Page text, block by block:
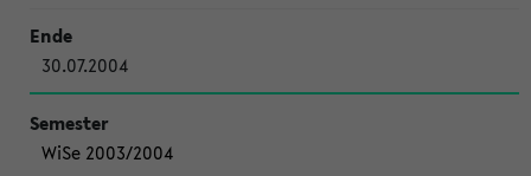
30.07.2004
WiSe 2003/2004